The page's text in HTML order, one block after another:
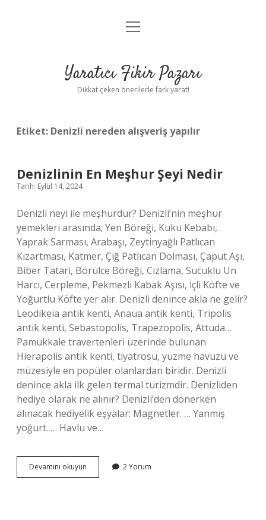
Anasayfa
Yasal Uyarı
menüyü
Yaratıcı Fikir Pazarı
Dikkat çeken önerilerle fark yarat!
Etiket: Denizli nereden alışveriş yapılır
Denizlinin En Meşhur Şeyi Nedir
Tarih: Eylül 14, 2024
Denizli neyi ile meşhurdur? Denizli’nin meşhur
yemekleri arasında; Yen Böreği, Kuku Kebabı,
Yaprak Sarması, Arabaşı, Zeytinyağlı Patlıcan
Kızartması, Katmer, Çiğ Patlıcan Dolması, Çaput Aşı,
Biber Tatari, Börülce Böreği, Cızlama, Sucuklu Un
Harcı, Cerpleme, Pekmezli Kabak Aşısı, İçli Köfte ve
Yoğurtlu Köfte yer alır. Denizli denince akla ne gelir?
Leodikeia antik kenti, Anaua antik kenti, Tripolis
antik kenti, Sebastopolis, Trapezopolis, Attuda…
Pamukkale travertenleri üzerinde bulunan
Hierapolis antik kenti, tiyatrosu, yüzme havuzu ve
müzesiyle en popüler olanlardan biridir. Denizli
denince akla ilk gelen termal turizmdir. Denizliden
hediye olarak ne alınır? Denizli’den dönerken
alınacak hediyelik eşyalar: Magnetler. … Yanmış
yoğurt. … Havlu ve…
Devamını okuyun Denizlinin
En
2 Yorum